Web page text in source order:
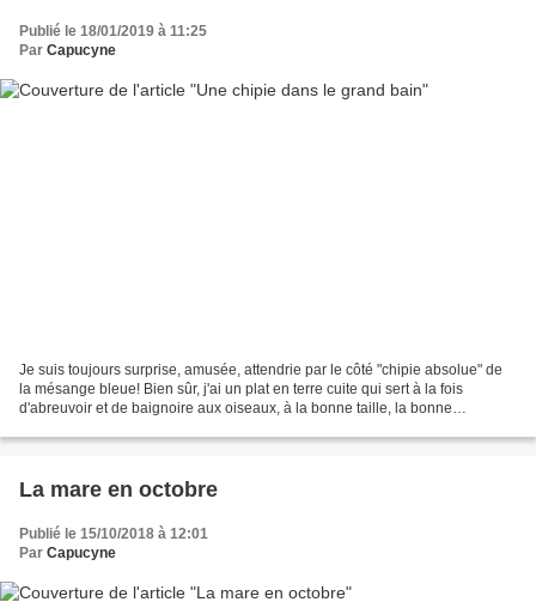
Publié le 18/01/2019 à 11:25
Par Capucyne
Je suis toujours surprise, amusée, attendrie par le côté "chipie absolue" de
la mésange bleue! Bien sûr, j'ai un plat en terre cuite qui sert à la fois
d'abreuvoir et de baignoire aux oiseaux, à la bonne taille, la bonne
La mare en octobre
Publié le 15/10/2018 à 12:01
Par Capucyne